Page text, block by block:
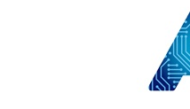
のバイオ
ついて、自
もあります
という課題
し、ピーク
能な電力容
り替えるこ
の細かな対
トにより、